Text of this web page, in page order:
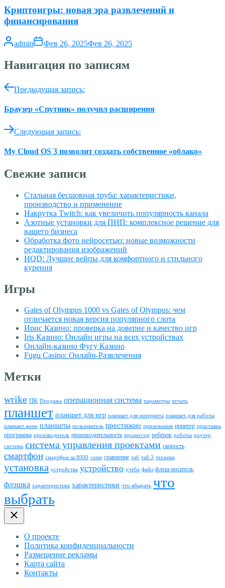
Криптоигры: новая эра развлечений и
финансирования
admin Фев 26, 2025Фев 26, 2025
Навигация по записям
Предыдущая запись:
Браузер «Спутник» получил расширения
Следующая запись:
My Cloud OS 3 позволит создать собственное «облако»
Свежие записи
Стальная бесшовная труба: характеристики,
производство и применение
Накрутка Twitch: как увеличить популярность канала
Азотные установки для ПНП: комплексное решение для
вашего бизнеса
Обработка фото нейросетью: новые возможности
редактирования изображений
HQD: Лучшие вейпы для комфортного и стильного
курения
Игры
Gates of Olympus 1000 vs Gates of Olympus: чем
отличается новая версия популярного слота
Ирис Казино: проверка на доверие и качество игр
Iris Казино: Онлайн игры на всех устройствах
Онлайн-казино Фугу Казино
Fugu Сasino: Онлайн-Развлечения
Метки
wrike ПК Продажа операционная система параметры печать
планшет планшет для игр планшет для интернета планшет для работы
планшет жене планшеты пользователь престижио приложения принтер приставка
программа производитель производительность процессор ребёнок роботы роутер
система система управления проектами скорость
смартфон смартфон за 8000 сони сравнение таб таб 3 техника
установка устройства устройство учёба файл флеш-носитель
флэшка характеристика характеристики что вбырать что
выбрать
О проекте
Политика конфиденциальности
Размещение рекламы
Карта сайта
Контакты